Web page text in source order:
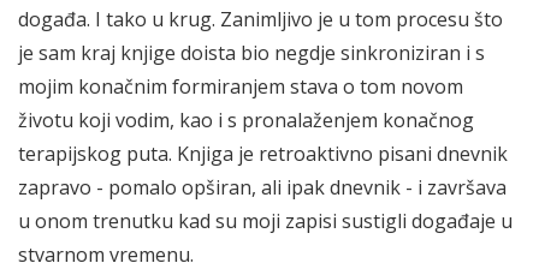
događa. I tako u krug. Zanimljivo je u tom procesu što
je sam kraj knjige doista bio negdje sinkroniziran i s
mojim konačnim formiranjem stava o tom novom
životu koji vodim, kao i s pronalaženjem konačnog
terapijskog puta. Knjiga je retroaktivno pisani dnevnik
zapravo - pomalo opširan, ali ipak dnevnik - i završava
u onom trenutku kad su moji zapisi sustigli događaje u
stvarnom vremenu.